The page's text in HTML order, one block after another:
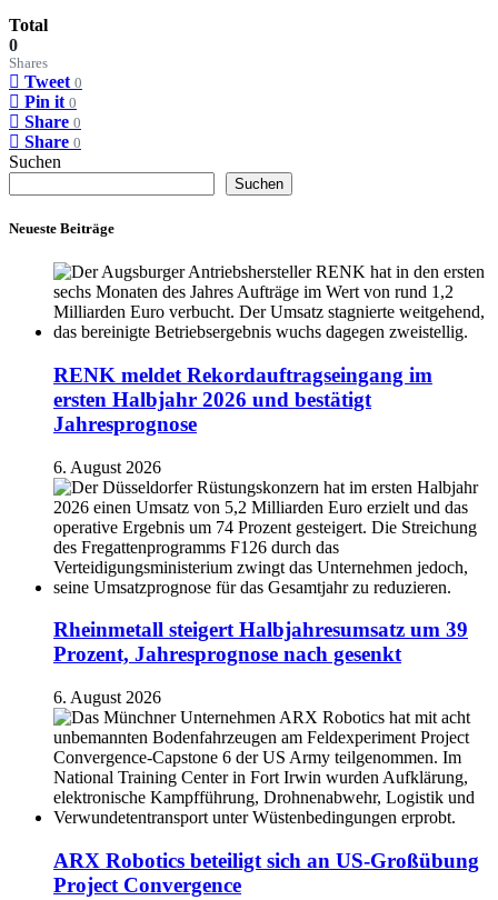
Total
0
Shares
Tweet 0
Pin it 0
Share 0
Share 0
Suchen
Suchen
Neueste Beiträge
RENK meldet Rekordauftragseingang im
ersten Halbjahr 2026 und bestätigt
Jahresprognose
6. August 2026
Rheinmetall steigert Halbjahresumsatz um 39
Prozent, Jahresprognose nach gesenkt
6. August 2026
ARX Robotics beteiligt sich an US-Großübung
Project Convergence